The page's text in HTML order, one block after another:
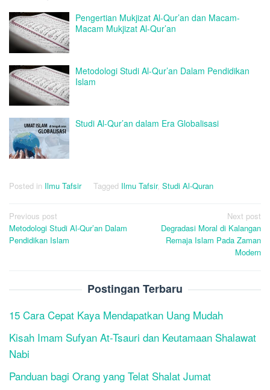
Pengertian Mukjizat Al-Qur’an dan Macam-
Macam Mukjizat Al-Qur’an
Metodologi Studi Al-Qur’an Dalam Pendidikan
Islam
Studi Al-Qur’an dalam Era Globalisasi
Posted in Ilmu Tafsir Tagged Ilmu Tafsir, Studi Al-Quran
Post
navigation
Previous post
Metodologi Studi Al-Qur’an Dalam
Pendidikan Islam
Next post
Degradasi Moral di Kalangan
Remaja Islam Pada Zaman
Modern
Postingan Terbaru
15 Cara Cepat Kaya Mendapatkan Uang Mudah
Kisah Imam Sufyan At-Tsauri dan Keutamaan Shalawat
Nabi
Panduan bagi Orang yang Telat Shalat Jumat